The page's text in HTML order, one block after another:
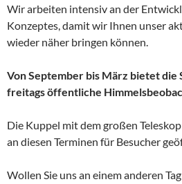
Wir arbeiten intensiv an der
Konzeptes, damit wir Ihnen unser
wieder näher bringen können.
Von September bis März bietet
freitags öffentliche
Die Kuppel mit dem großen
an diesen Terminen für Besucher
Wollen Sie uns an einem anderen